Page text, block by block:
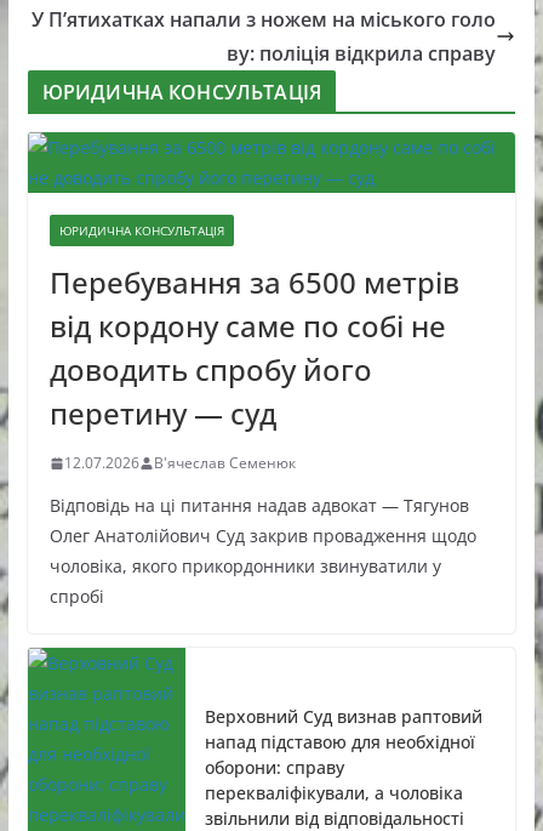
У П’ятихатках напали з ножем на міського голо
ву: поліція відкрила справу
ЮРИДИЧНА КОНСУЛЬТАЦІЯ
ЮРИДИЧНА КОНСУЛЬТАЦІЯ
Перебування за 6500 метрів
від кордону саме по собі не
доводить спробу його
перетину — суд
12.07.2026 В'ячеслав Семенюк
Відповідь на ці питання надав адвокат — Тягунов
Олег Анатолійович Суд закрив провадження щодо
чоловіка, якого прикордонники звинуватили у
спробі
Верховний Суд визнав раптовий
напад підставою для необхідної
оборони: справу
перекваліфікували, а чоловіка
звільнили від відповідальності